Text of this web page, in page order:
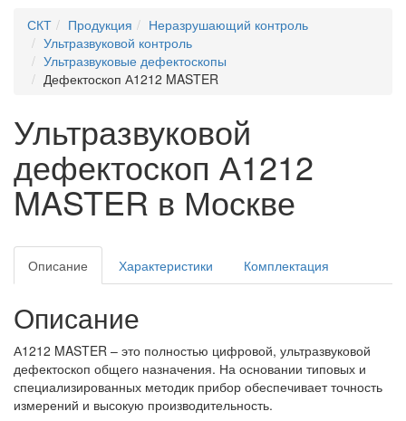
СКТ
Продукция
Неразрушающий контроль
Ультразвуковой контроль
Ультразвуковые дефектоскопы
Дефектоскоп А1212 MASTER
Ультразвуковой
дефектоскоп А1212
MASTER в Москве
Описание Характеристики Комплектация
Описание
А1212 MASTER – это полностью цифровой, ультразвуковой
дефектоскоп общего назначения. На основании типовых и
специализированных методик прибор обеспечивает точность
измерений и высокую производительность.